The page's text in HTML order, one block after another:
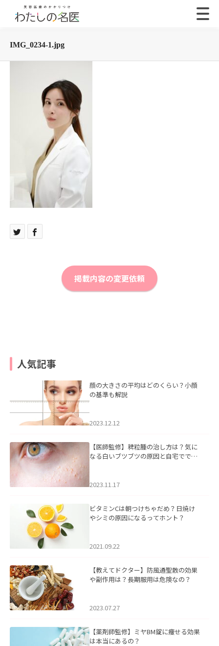
IMG_0234-1.jpg
掲載内容の変更依頼
人気記事
顔の大きさの平均はどのくらい？小顔
の基準も解説
2023.12.12
【医師監修】稗粒腫の治し方は？気に
なる白いブツブツの原因と自宅ででき
2023.11.17
ビタミンCは朝つけちゃだめ？日焼け
やシミの原因になるってホント？
2021.09.22
【教えてドクター】防風通聖散の効果
や副作用は？長期服用は危険なの？
2023.07.27
【薬剤師監修】ミヤBM錠に痩せる効果
は本当にあるの？